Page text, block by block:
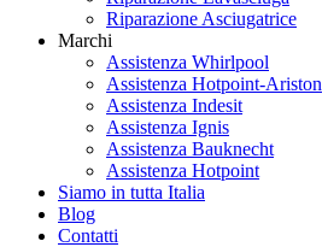
Riparazione Asciugatrice
Marchi
Assistenza Whirlpool
Assistenza Hotpoint-Ariston
Assistenza Indesit
Assistenza Ignis
Assistenza Bauknecht
Assistenza Hotpoint
Siamo in tutta Italia
Blog
Contatti